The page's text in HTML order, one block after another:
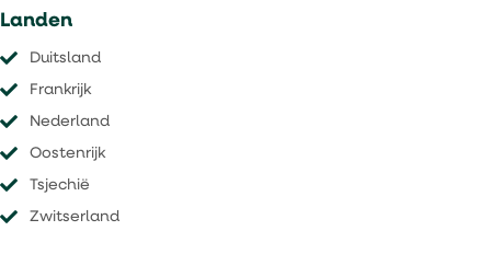
Landen
Duitsland
Frankrijk
Nederland
Oostenrijk
Tsjechië
​​​​​​​Zwitserland